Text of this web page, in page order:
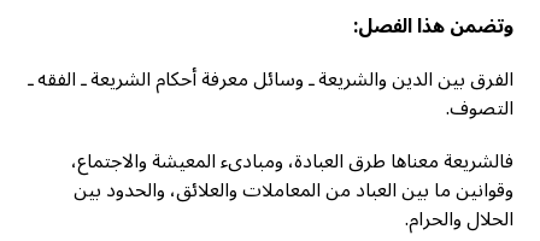
وتضمن هذا الفصل:
الفرق بين الدين والشريعة ـ وسائل معرفة أحكام الشريعة ـ الفقه ـ
التصوف.
فالشريعة معناها طرق العبادة، ومبادىء المعيشة والاجتماع،
وقوانين ما بين العباد من المعاملات والعلائق، والحدود بين
الحلال والحرام.